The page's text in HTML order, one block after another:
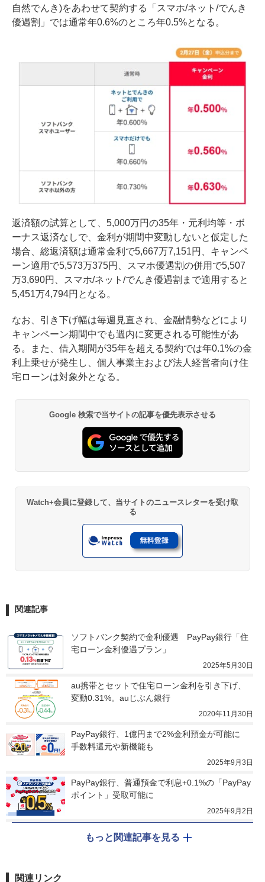
自然でんき)をあわせて契約する「スマホ/ネット/でんき
優遇割」では通常年0.6%のところ年0.5%となる。
返済額の試算として、5,000万円の35年・元利均等・ボ
ーナス返済なしで、金利が期間中変動しないと仮定した
場合、総返済額は通常金利で5,667万7,151円、キャンペ
ーン適用で5,573万375円、スマホ優遇割の併用で5,507
万3,690円、スマホ/ネット/でんき優遇割まで適用すると
5,451万4,794円となる。
なお、引き下げ幅は毎週見直され、金融情勢などにより
キャンペーン期間中でも週内に変更される可能性があ
る。また、借入期間が35年を超える契約では年0.1%の金
利上乗せが発生し、個人事業主および法人経営者向け住
宅ローンは対象外となる。
Google 検索で当サイトの記事を優先表示させる
Watch+会員に登録して、当サイトのニュースレターを受け取
る
関連記事
ソフトバンク契約で金利優遇　PayPay銀行「住
宅ローン金利優遇プラン」
2025年5月30日
au携帯とセットで住宅ローン金利を引き下げ、
変動0.31%。auじぶん銀行
2020年11月30日
PayPay銀行、1億円まで2%金利預金が可能に
手数料還元や新機能も
2025年9月3日
PayPay銀行、普通預金で利息+0.1%の「PayPay
ポイント」受取可能に
2025年9月2日
もっと関連記事を見る
関連リンク